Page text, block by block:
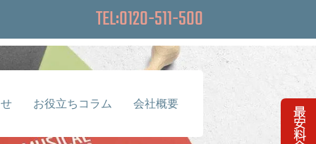
TEL:0120-511-500
お役立ちコラム 会社概要